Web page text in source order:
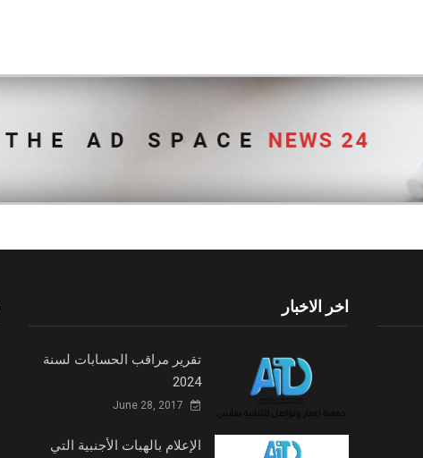
اخر الاخبار
تقرير مراقب الحسابات لسنة
2024
الإعلام بالهبات الأجنبية التي